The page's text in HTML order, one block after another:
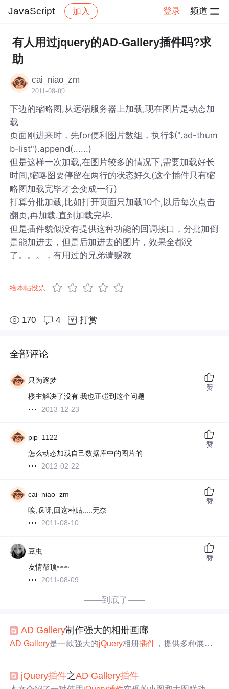
JavaScript 加入 登录 频道
社区 JavaScript
有人用过jquery的AD-Gallery插件吗?求
助
cai_niao_zm
2011-08-09
下边的缩略图,从远端服务器上加载,现在图片是动态加
载
页面刚进来时，先for便利图片数组，执行$(".ad-thum
b-list").append(......)
但是这样一次加载,在图片较多的情况下,需要加载好长
时间,缩略图要停留在两行的状态好久(这个插件只有缩
略图加载完毕才会变成一行)
打算分批加载,比如打开页面只加载10个,以后每次点击
翻页,再加载.直到加载完毕.
但是插件貌似没有提供这种功能的回调接口，分批加倒
是能加进去，但是后加进去的图片，效果全都没
了。。。，有用过的兄弟请赐教
给本帖投票
170 4 打赏
全部评论
只为逐梦
楼主解决了没有 我也正碰到这个问题
2013-12-23
赞
pip_1122
怎么动态加载自己数据库中的图片的
2012-02-22
赞
cai_niao_zm
唉,叹呀,回这种贴.....无奈
2011-08-10
赞
豆虫
友情帮顶~~~
2011-08-09
赞
——到底了——
AD Gallery制作强大的相册画廊
AD Gallery是一款强大的jQuery相册插件 ，提供多种展示
jQuery插件之AD Gallery插件